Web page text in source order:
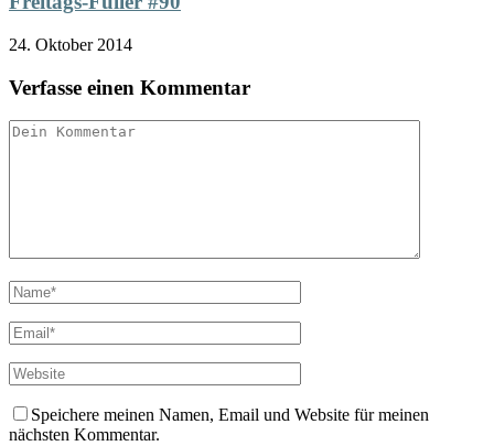
24. Oktober 2014
Verfasse einen Kommentar
Speichere meinen Namen, Email und Website für meinen
nächsten Kommentar.